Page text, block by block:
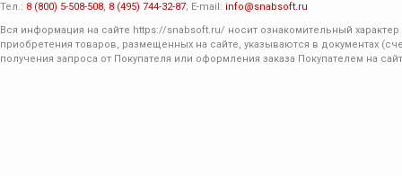
Тел.: 8 (800) 5-508-508, 8 (495) 744-32-87; E-mail: info@snabsoft.ru
Вся информация на сайте https://snabsoft.ru/ носит ознакомительный
приобретения товаров, размещенных на сайте, указываются в документах
получения запроса от Покупателя или оформления заказа Покупателем на